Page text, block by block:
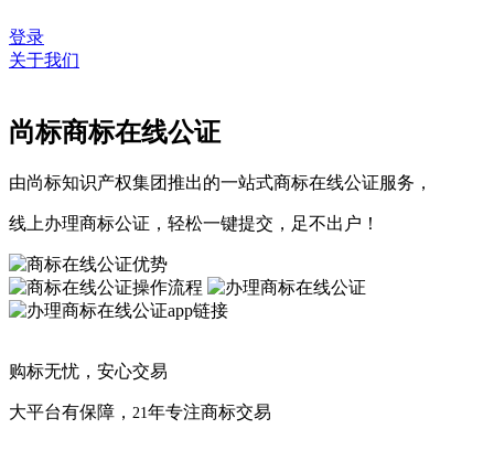
登录
关于我们
尚标商标在线公证
由尚标知识产权集团推出的一站式商标在线公证服务，
线上办理商标公证，轻松一键提交，足不出户！
购标无忧，安心交易
大平台有保障， 21 年专注商标交易